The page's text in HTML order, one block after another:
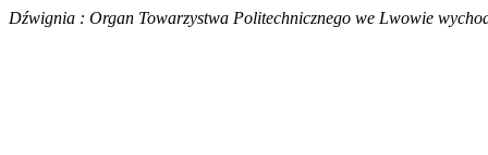
Dźwignia : Organ Towarzystwa Politechnicznego we Lwowie